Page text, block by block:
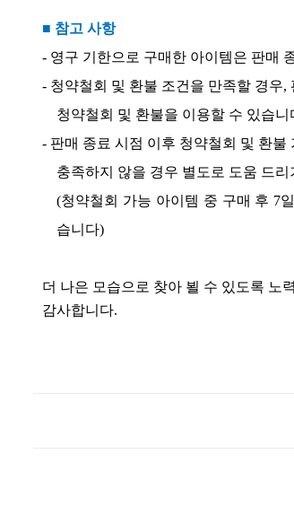
■ 참고 사항
- 영구 기한으로 구매한 아이템은 판매
- 청약철회 및 환불 조건을 만족할 경우,
청약철회 및 환불을 이용할 수 있습니
- 판매 종료 시점 이후 청약철회 및 환불
충족하지 않을 경우 별도로 도움 드
(청약철회 가능 아이템 중 구매 후 7
습니다)
더 나은 모습으로 찾아 뵐 수 있도록 노
감사합니다.